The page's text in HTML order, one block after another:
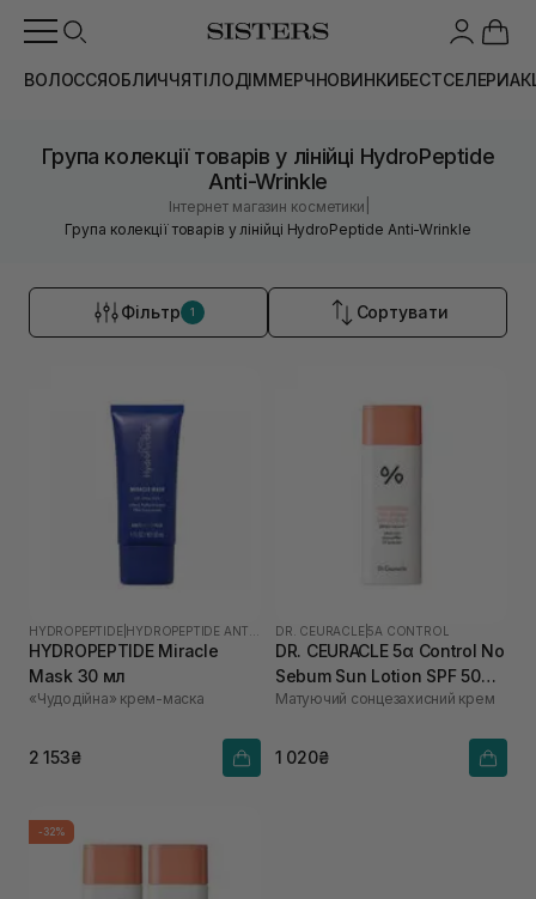
ВОЛОССЯОБЛИЧЧЯТІЛОДІММЕРЧНОВИНКИБЕСТСЕЛЕРИ
Група колекції товарів у лінійці HydroPeptide
Anti-Wrinkle
Інтернет магазин косметики
Група колекції товарів у лінійці HydroPeptide Anti-Wrinkle
Фільтр 1 Сортувати
HYDROPEPTIDE
HYDROPEPTIDE Miracle
Mask 30 мл
«Чудодійна» крем-маска
2 153₴
DR. CEURACLE |5Α CONTROL
DR. CEURACLE 5α Control No
Sebum Sun Lotion SPF 50
PA++++ 50 мл
Матуючий сонцезахисний крем
1 020₴
-32%